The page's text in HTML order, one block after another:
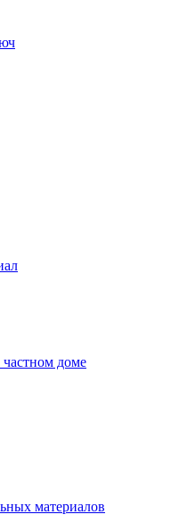
доме
материалов